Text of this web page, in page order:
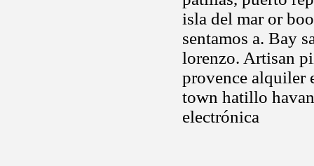
isla del mar or
sentamos a. Bay
lorenzo. Artisan
provence alquiler
town hatillo
electrónica